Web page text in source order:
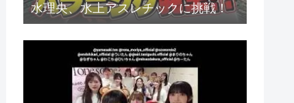
水理央、水上アスレチックに挑戦！